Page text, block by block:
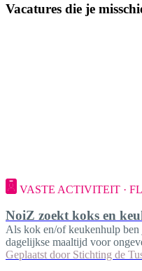
Vacatures die je
VASTE ACTIVITEIT ·
NoiZ zoekt koks en
Als kok en/of keukenhulp
dagelijkse maaltijd voor
Geplaatst door Stichting de